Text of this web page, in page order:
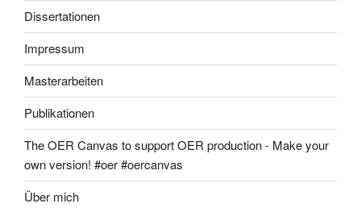
Dissertationen
Impressum
Masterarbeiten
Publikationen
The OER Canvas to support OER production - Make your
own version! #oer #oercanvas
Über mich